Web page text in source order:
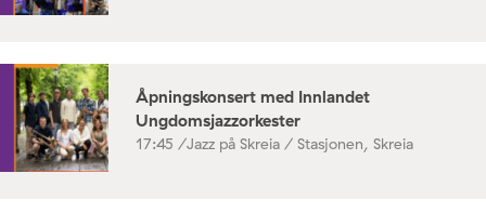
Åpningskonsert med Innlandet
Ungdomsjazzorkester
17:45 /Jazz på Skreia / Stasjonen, Skreia